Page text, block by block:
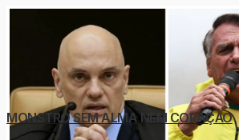
MONSTRO SEM ALMA NEM CORAÇÃO